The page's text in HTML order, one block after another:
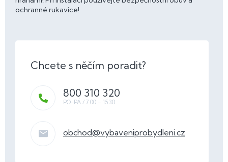
ochranné rukavice!
obchod@vybaveniprobydleni.cz
800 310 320